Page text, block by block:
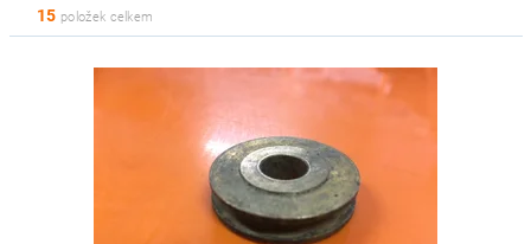
15 položek celkem